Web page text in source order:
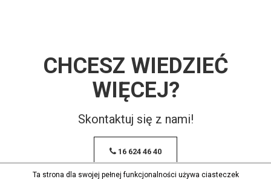
CHCESZ WIEDZIEĆ
WIĘCEJ?
Skontaktuj się z nami!
16 624 46 40
Ta strona dla swojej pełnej funkcjonalności używa ciasteczek